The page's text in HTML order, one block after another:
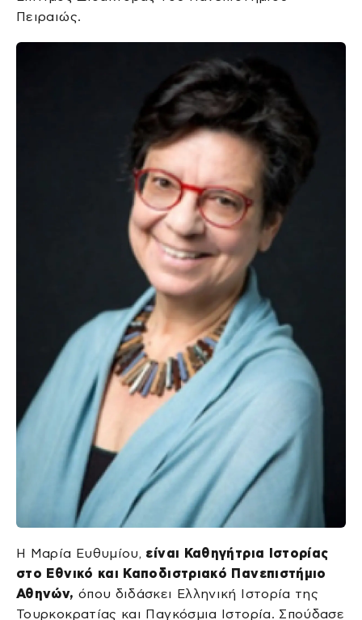
Πειραιώς.
Η Μαρία Ευθυμίου, είναι Καθηγήτρια Ιστορίας
στο Εθνικό και Καποδιστριακό Πανεπιστήμιο
Αθηνών, όπου διδάσκει Ελληνική Ιστορία της
Τουρκοκρατίας και Παγκόσμια Ιστορία. Σπούδασε